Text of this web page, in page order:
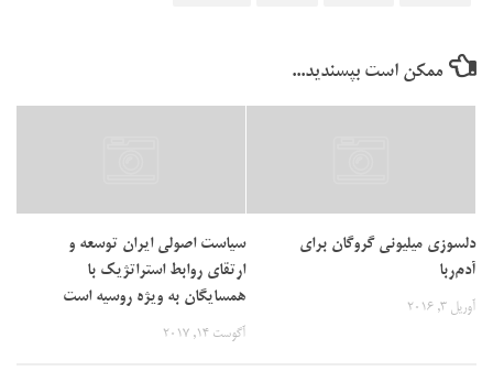
ممکن است بپسندید...
دلسوزی میلیونی گروگان برای
آدم‌ربا
آوریل 3, 2016
سیاست اصولی ایران توسعه و
ارتقای روابط استراتژیک با
همسایگان به ویژه روسیه است
آگوست 14, 2017